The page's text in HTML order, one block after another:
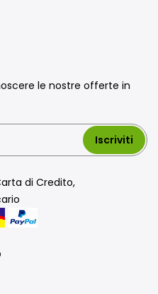
le nostre offerte in
Iscriviti
di Credito,